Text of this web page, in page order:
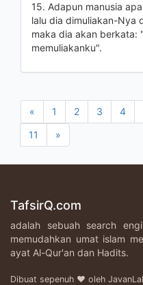
15. Adapun manusia
lalu dia dimuliakan-Nya
maka dia akan berkata:
memuliakanku".
« 1 2 3 4
11
»
TafsirQ.com
adalah sebuah search
memudahkan umat islam
ayat Al-Qur'an dan Hadits.
Dibuat sepenuh ♥ oleh